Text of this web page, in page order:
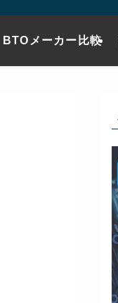
BTOメーカー比較